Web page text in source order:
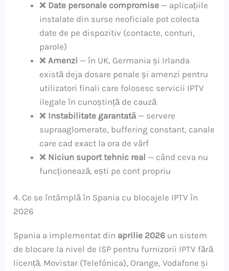
❌ Date personale compromise — aplicațiile
instalate din surse neoficiale pot colecta
date de pe dispozitiv (contacte, conturi,
parole)
❌Amenzi — în UK, Germania și Irlanda
există deja dosare penale și amenzi pentru
utilizatori finali care folosesc servicii IPTV
ilegale în cunoștință de cauză
❌ Instabilitate garantată— servere
supraaglomerate, buffering constant, canale
care cad exact la ora de vârf
❌ Niciun suport tehnic real — când ceva nu
funcționează, ești pe cont propriu
4. Ce se întâmplă în Spania cu blocajele IPTV în
2026
Spania a implementat din aprilie 2026 un sistem
de blocare la nivel de ISP pentru furnizorii IPTV fără
licență. Movistar (Telefónica), Orange, Vodafone și